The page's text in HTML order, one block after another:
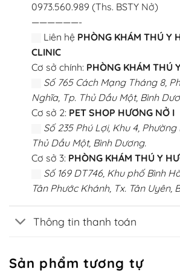
0973.560.989 (Ths. BSTY Nở)
——————-
Liên hệ PHÒNG KHÁM THÚ Y
CLINIC
Cơ sở chính: PHÒNG KHÁM THÚ
Số 765 Cách Mạng Tháng 8,
Nghĩa, Tp. Thủ Dầu Một, Bình
Cơ sở 2: PET SHOP HƯƠNG NỞ I
Số 235 Phú Lợi, Khu 4, Phường
Thủ Dầu Một, Bình Dương.
Cơ sở 3: PHÒNG KHÁM THÚ Y
Số 169 DT746, Khu phố Bình
Tân Phước Khánh, Tx. Tân Uyên,
Thông tin thanh toán
Sản phẩm tương tự